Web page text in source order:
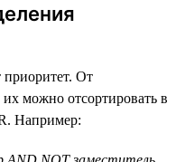
От
можно отсортировать в
Например: